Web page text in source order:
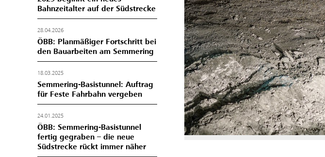
Bahnzeitalter auf der Südstrecke
28.04.2026
ÖBB: Planmäßiger Fortschritt bei
den Bauarbeiten am Semmering
18.03.2025
Semmering-Basistunnel: Auftrag
für Feste Fahrbahn vergeben
24.01.2025
ÖBB: Semmering-Basistunnel
fertig gegraben – die neue
Südstrecke rückt immer näher